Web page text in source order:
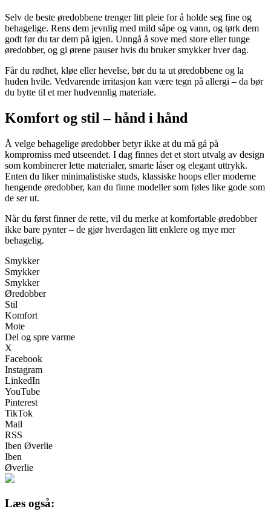
Selv de beste øredobbene trenger litt pleie for å holde seg fine og
behagelige. Rens dem jevnlig med mild såpe og vann, og tørk dem
godt før du tar dem på igjen. Unngå å sove med store eller tunge
øredobber, og gi ørene pauser hvis du bruker smykker hver dag.
Får du rødhet, kløe eller hevelse, bør du ta ut øredobbene og la
huden hvile. Vedvarende irritasjon kan være tegn på allergi – da bør
du bytte til et mer hudvennlig materiale.
Komfort og stil – hånd i hånd
Å velge behagelige øredobber betyr ikke at du må gå på
kompromiss med utseendet. I dag finnes det et stort utvalg av design
som kombinerer lette materialer, smarte låser og elegant uttrykk.
Enten du liker minimalistiske studs, klassiske hoops eller moderne
hengende øredobber, kan du finne modeller som føles like gode som
de ser ut.
Når du først finner de rette, vil du merke at komfortable øredobber
ikke bare pynter – de gjør hverdagen litt enklere og mye mer
behagelig.
Smykker
Smykker
Smykker
Øredobber
Stil
Komfort
Mote
Del og spre varme
X
Facebook
Instagram
LinkedIn
YouTube
Pinterest
TikTok
Mail
RSS
Iben Øverlie
Iben
Øverlie
Læs også: